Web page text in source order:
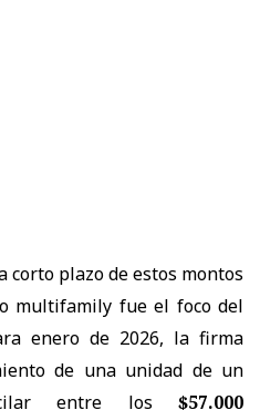
corto plazo de estos montos
multifamily fue el foco del
enero de 2026, la firma
de una unidad de un
entre los $57.000